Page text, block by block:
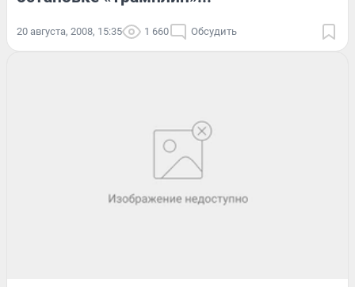
20 августа, 2008, 15:35 1 660 Обсудить